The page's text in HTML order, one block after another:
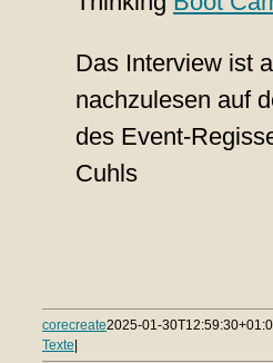
Das Interview ist
nachzulesen auf
des Event-
Cuhls
corecreate2025-01-
Texte|